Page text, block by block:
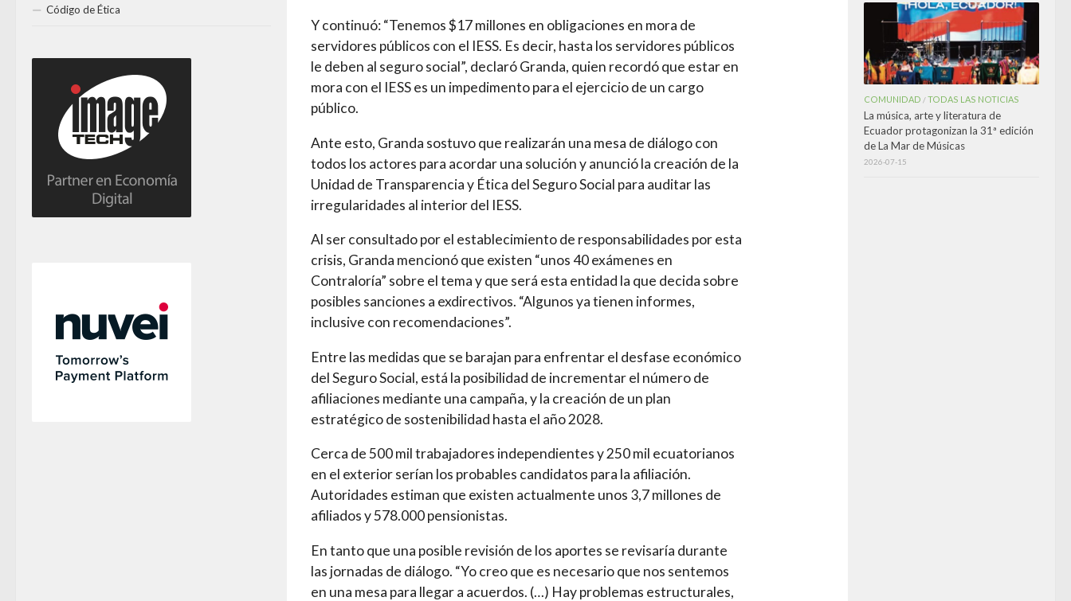
Y continuó: “Tenemos $17 millones en obligaciones en mora de
servidores públicos con el IESS. Es decir, hasta los servidores públicos
le deben al seguro social”, declaró Granda, quien recordó que estar en
mora con el IESS es un impedimento para el ejercicio de un cargo
público.
Ante esto, Granda sostuvo que realizarán una mesa de diálogo con
todos los actores para acordar una solución y anunció la creación de la
Unidad de Transparencia y Ética del Seguro Social para auditar las
irregularidades al interior del IESS.
Al ser consultado por el establecimiento de responsabilidades por esta
crisis, Granda mencionó que existen “unos 40 exámenes en
Contraloría” sobre el tema y que será esta entidad la que decida sobre
posibles sanciones a exdirectivos. “Algunos ya tienen informes,
inclusive con recomendaciones”.
Entre las medidas que se barajan para enfrentar el desfase económico
del Seguro Social, está la posibilidad de incrementar el número de
afiliaciones mediante una campaña, y la creación de un plan
estratégico de sostenibilidad hasta el año 2028.
Cerca de 500 mil trabajadores independientes y 250 mil ecuatorianos
en el exterior serían los probables candidatos para la afiliación.
Autoridades estiman que existen actualmente unos 3,7 millones de
afiliados y 578.000 pensionistas.
En tanto que una posible revisión de los aportes se revisaría durante
las jornadas de diálogo. “Yo creo que es necesario que nos sentemos
en una mesa para llegar a acuerdos. (…) Hay problemas estructurales,
Código de Ética
COMUNIDAD /TODAS LAS NOTICIAS
La música, arte y literatura de
Ecuador protagonizan la 31ª edición
de La Mar de Músicas
2026-07-15